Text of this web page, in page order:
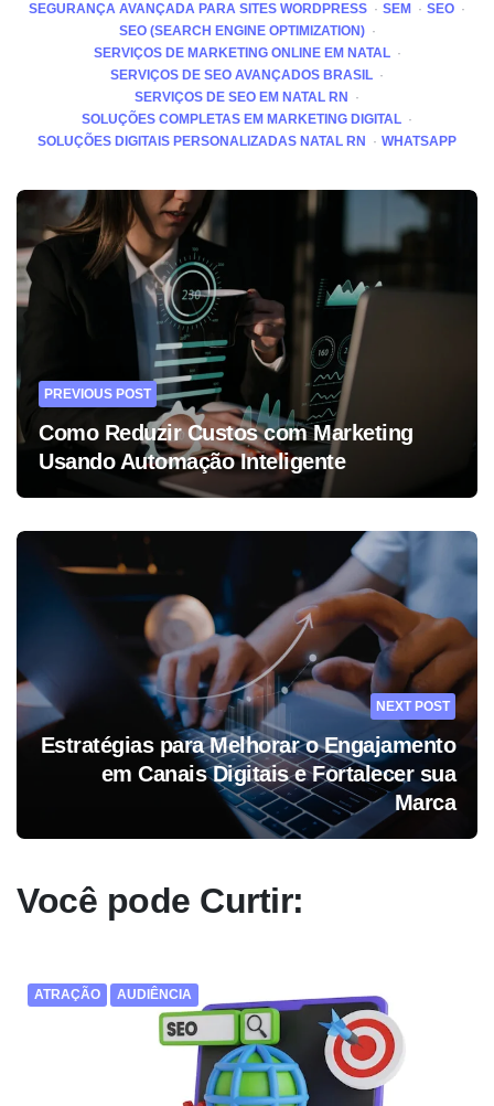
SEGURANÇA AVANÇADA PARA SITES WORDPRESS
SEM
SEO
SEO (SEARCH ENGINE OPTIMIZATION)
SERVIÇOS DE MARKETING ONLINE EM NATAL
SERVIÇOS DE SEO AVANÇADOS BRASIL
SERVIÇOS DE SEO EM NATAL RN
SOLUÇÕES COMPLETAS EM MARKETING DIGITAL
SOLUÇÕES DIGITAIS PERSONALIZADAS NATAL RN
WHATSAPP
Post
navigation
PREVIOUS POST
Como Reduzir Custos com Marketing
Usando Automação Inteligente
NEXT POST
Estratégias para Melhorar o Engajamento
em Canais Digitais e Fortalecer sua
Marca
Você pode Curtir:
ATRAÇÃO AUDIÊNCIA